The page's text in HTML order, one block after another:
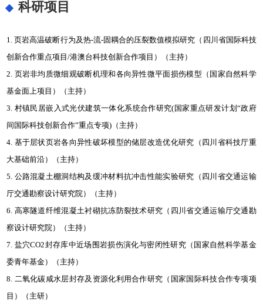
科研项目
1. 页岩高温破断行为及热-流-固耦合的压裂数值模拟研究（四川省国际科技
创新合作重点项目/港澳台科技创新合作项目）（主持）
2. 页岩非均质微细观破断机理和各向异性微平面损伤模型（国家自然科学
基金面上项目）（主持）
3. 村镇民居嵌入式光伏建筑一体化系统合作研究(国家重点研发计划“政府
间国际科技创新合作”重点专项)（主持）
4. 基于层状页岩各向异性破坏模型的储层改造优化研究（四川省科技厅重
大基础前沿）（主持）
5. 公路混凝土棚洞结构及缓冲材料抗冲击性能实验研究（四川省交通运输
厅交通勘察设计研究院）（主持）
6. 高寒隧道纤维混凝土衬砌抗冻防裂技术研究（四川省交通运输厅交通勘
察设计研究院）（主持）
7. 盐穴CO2封存库中近场围岩损伤演化与密闭性研究（国家自然科学基金
委青年基金）（主持）
8. 二氧化碳咸水层封存及资源化利用合作研究（国家国际科技合作专项项
目）（主研）